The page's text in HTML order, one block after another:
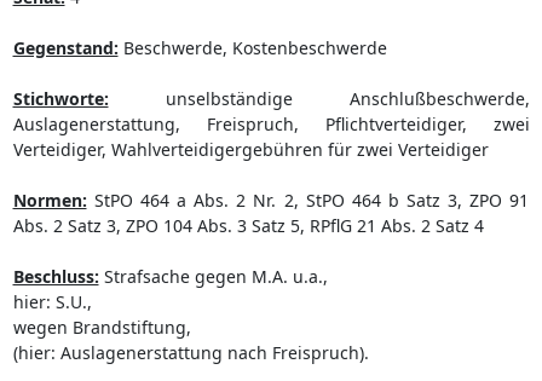
Gegenstand: Beschwerde, Kostenbeschwerde
Stichworte: unselbständige Anschlußbeschwerde,
Auslagenerstattung, Freispruch, Pflichtverteidiger, zwei
Verteidiger, Wahlverteidigergebühren für zwei Verteidiger
Normen: StPO 464 a Abs. 2 Nr. 2, StPO 464 b Satz 3, ZPO 91
Abs. 2 Satz 3, ZPO 104 Abs. 3 Satz 5, RPflG 21 Abs. 2 Satz 4
Beschluss: Strafsache gegen M.A. u.a.,
hier: S.U.,
wegen Brandstiftung,
(hier: Auslagenerstattung nach Freispruch).